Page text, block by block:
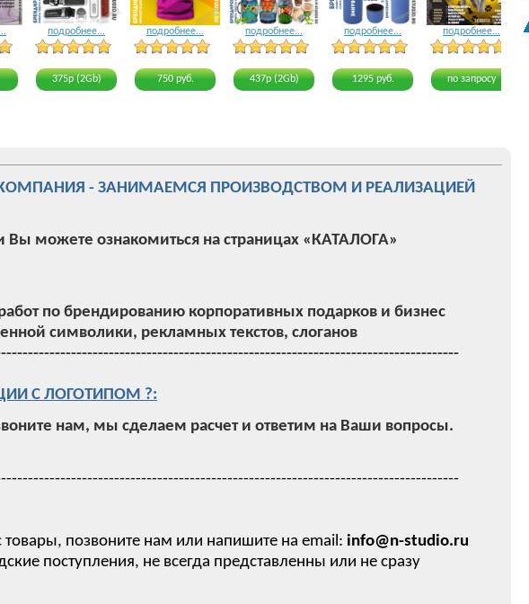
19 голосов
подробнее...
16 голосов
375р (2Gb)
подробнее...
16 голосов
750 руб.
подробнее...
24 голоса
437р (2Gb)
подробнее...
23 голоса
1295 руб.
подробнее...
по запросу
- ЗАНИМАЕМСЯ ПРОИЗВОДСТВОМ И РЕАЛИЗАЦИЕЙ
можете ознакомиться на страницах «КАТАЛОГА»
по брендированию корпоративных подарков и бизнес
символики, рекламных текстов, слоганов
С ЛОГОТИПОМ ?:
нам, мы сделаем расчет и ответим на Ваши вопросы.
позвоните нам или напишите на email: info@n-studio.ru
поступления, не всегда представленны или не сразу